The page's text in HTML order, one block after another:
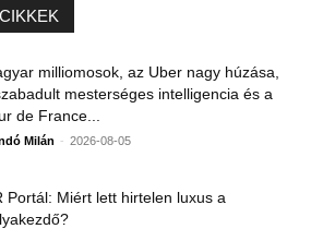
milliomosok, az Uber nagy húzása,
mesterséges intelligencia és a
de France...
Milán - 2026-08-05
Portál: Miért lett hirtelen luxus a